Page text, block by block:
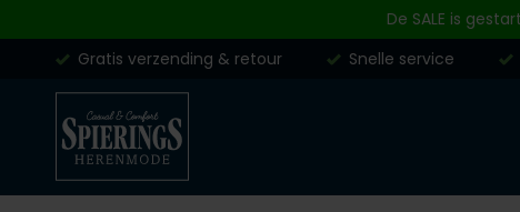
De SALE is
Gratis verzending & retour
Snelle service